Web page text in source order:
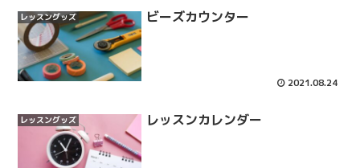
レッスングッズ ビーズカウンター
2021.08.24
レッスングッズ レッスンカレンダー